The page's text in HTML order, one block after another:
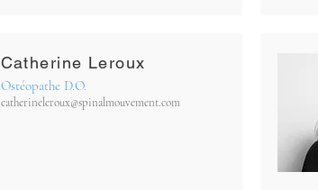
Catherine Leroux
Ostéopathe D.O.
catherineleroux@spinalmouvement.com